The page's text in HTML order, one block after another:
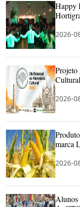
Happy
2026-
Projeto
2026-
marca
2026-
Alunos